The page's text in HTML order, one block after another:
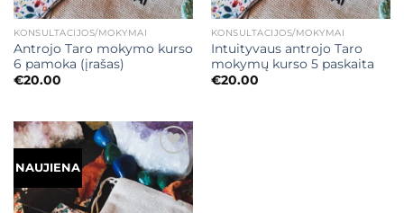
KONSULTACIJOS/MOKYMAI
Antrojo Taro mokymo kurso
6 pamoka (įrašas)
€20.00
KONSULTACIJOS/MOKYMAI
Intuityvaus antrojo Taro
mokymų kurso 5 paskaita
€20.00
NAUJIENA Mėgstamiausias